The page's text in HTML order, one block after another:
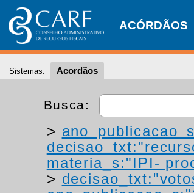
ACÓRDÃOS
Sistemas: Acordãos
Busca:
>
materia_s:"IPI-
>